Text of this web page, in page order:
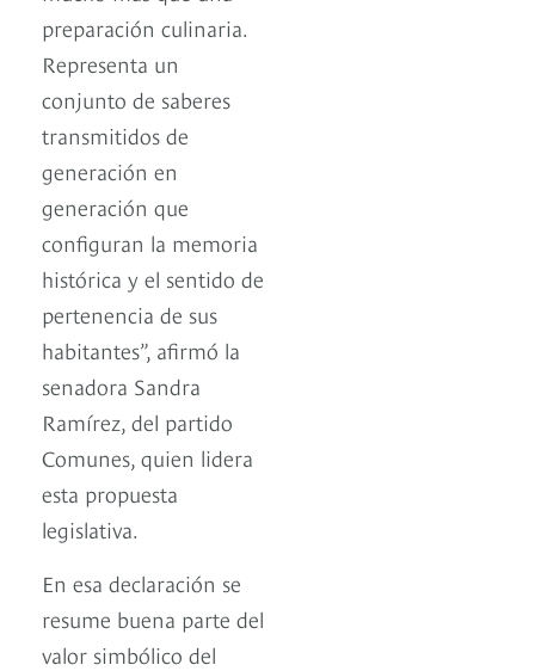
preparación culinaria.
Representa un
conjunto de saberes
transmitidos de
generación en
generación que
configuran la memoria
histórica y el sentido de
pertenencia de sus
habitantes”, afirmó la
senadora Sandra
Ramírez, del partido
Comunes, quien lidera
esta propuesta
legislativa.
En esa declaración se
resume buena parte del
valor simbólico del